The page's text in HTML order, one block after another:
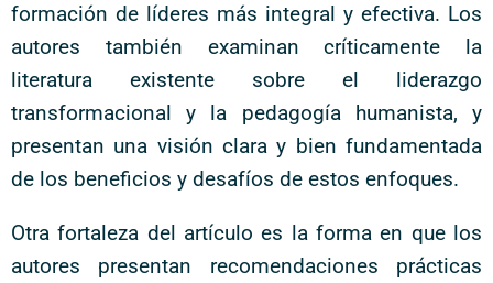
formación de líderes más integral y efectiva. Los
autores también examinan críticamente la
literatura existente sobre el liderazgo
transformacional y la pedagogía humanista, y
presentan una visión clara y bien fundamentada
de los beneficios y desafíos de estos enfoques.
Otra fortaleza del artículo es la forma en que los
autores presentan recomendaciones prácticas